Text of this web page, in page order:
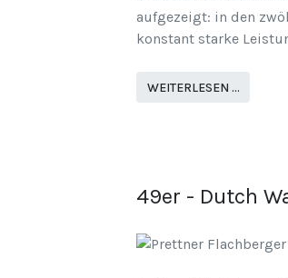
aufgezeigt: in den
konstant starke
WEITERLESEN …
49er - Dutch